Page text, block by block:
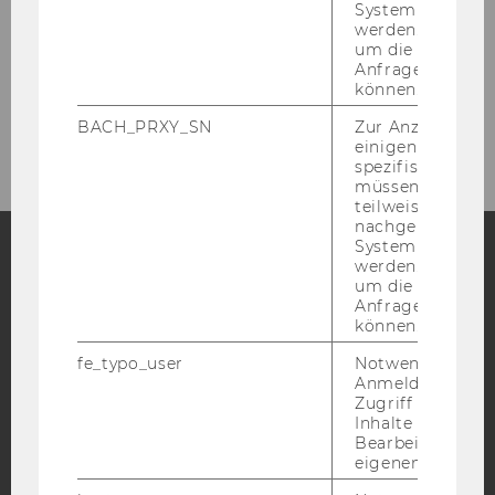
Blog
YouTube Bluesky
System
werden.
um die Antwort
Anfrage
können.
BACH_PRXY_SN
Zur Anzeige von
einigen WU-
spezifischen
müssen
teilweise von
nachgelagerten
System
werden.
um die Antwort
Anfrage
können.
fe_typo_user
Notwendig für
Anmeldung und
Zugriff auf
Inhalte oder zur
Bearbeitung des
eigenen Profils.